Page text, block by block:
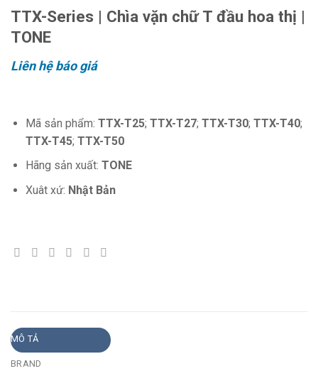
TTX-Series | Chìa vặn chữ T đầu hoa thị |
TONE
Liên hệ báo giá
Mã sản phẩm: TTX-T25; TTX-T27; TTX-T30; TTX-T40;
TTX-T45; TTX-T50
Hãng sản xuất: TONE
Xuât xứ: Nhật Bản
MÔ TẢ
BRAND